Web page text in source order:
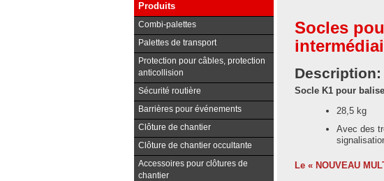
Produits
Combi-palettes
Palettes de transport
Protection pour câbles, protection
anticollision
Sécurité routière
Barrières pour événements
Clôture de chantier
Clôture de chantier occultante
Accessoires pour clôtures de
chantier
Socles
Description:
Socle K1 pour
28,5 kg
Avec des
Le « NOUVEAU